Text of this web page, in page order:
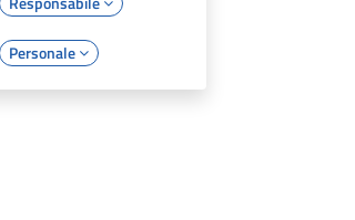
Personale